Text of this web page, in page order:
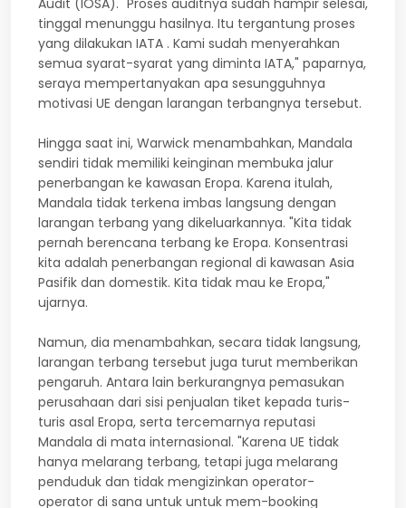
Audit (IOSA). "Proses auditnya sudah hampir selesai,
tinggal menunggu hasilnya. Itu tergantung proses
yang dilakukan IATA . Kami sudah menyerahkan
semua syarat-syarat yang diminta IATA," paparnya,
seraya mempertanyakan apa sesungguhnya
motivasi UE dengan larangan terbangnya tersebut.
Hingga saat ini, Warwick menambahkan, Mandala
sendiri tidak memiliki keinginan membuka jalur
penerbangan ke kawasan Eropa. Karena itulah,
Mandala tidak terkena imbas langsung dengan
larangan terbang yang dikeluarkannya. "Kita tidak
pernah berencana terbang ke Eropa. Konsentrasi
kita adalah penerbangan regional di kawasan Asia
Pasifik dan domestik. Kita tidak mau ke Eropa,"
ujarnya.
Namun, dia menambahkan, secara tidak langsung,
larangan terbang tersebut juga turut memberikan
pengaruh. Antara lain berkurangnya pemasukan
perusahaan dari sisi penjualan tiket kepada turis-
turis asal Eropa, serta tercemarnya reputasi
Mandala di mata internasional. "Karena UE tidak
hanya melarang terbang, tetapi juga melarang
penduduk dan tidak mengizinkan operator-
operator di sana untuk untuk mem-booking